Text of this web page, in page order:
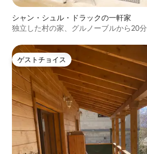
シャン・シュル・ドラックの一軒家
独立した村の家、グルノーブルから20分
ゲストチョイス
ゲストチョイス